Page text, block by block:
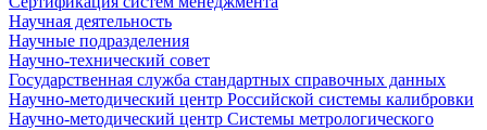
Научная деятельность
Научные подразделения
Научно-технический совет
Государственная служба стандартных справочных данных
Научно-методический центр Российской системы калибровки
Научно-методический центр Системы метрологического